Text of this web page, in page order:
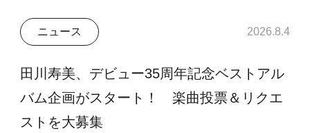
ニュース 2026.8.4
田川寿美、デビュー35周年記念ベストアル
バム企画がスタート！ 楽曲投票＆リクエ
ストを大募集